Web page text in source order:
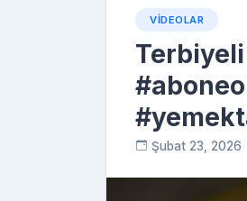
VIDEOLAR
Şubat 23, 2026